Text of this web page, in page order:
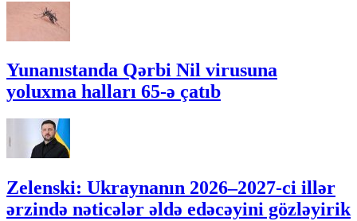
Yunanıstanda Qərbi Nil virusuna
yoluxma halları 65-ə çatıb
Zelenski: Ukraynanın 2026–2027-ci illər
ərzində nəticələr əldə edəcəyini gözləyirik